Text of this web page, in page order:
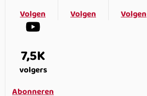
Volgen
Volgen
Volgen
7,5K
volgers
Abonneren